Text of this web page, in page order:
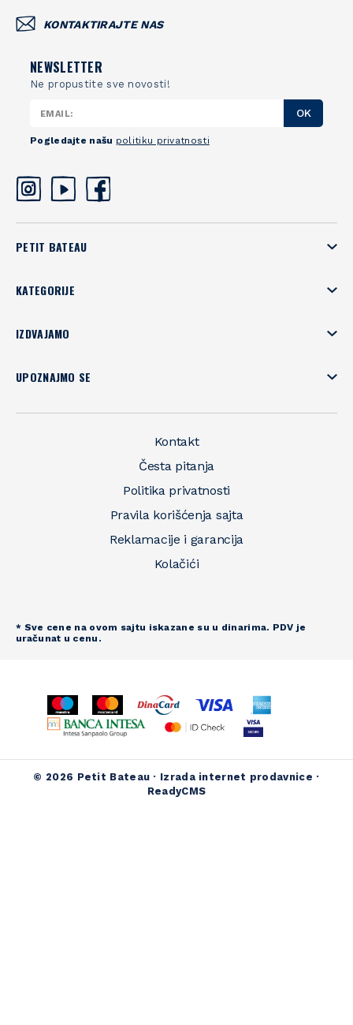
KONTAKTIRAJTE NAS
NEWSLETTER
Ne propustite sve novosti!
OK
Pogledajte našu politiku privatnosti
PETIT BATEAU
KATEGORIJE
IZDVAJAMO
UPOZNAJMO SE
Kontakt
Česta pitanja
Politika privatnosti
Pravila korišćenja sajta
Reklamacije i garancija
Kolačići
* Sve cene na ovom sajtu iskazane su u dinarima. PDV je
uračunat u cenu.
© 2026 Petit Bateau · Izrada internet prodavnice ·
ReadyCMS